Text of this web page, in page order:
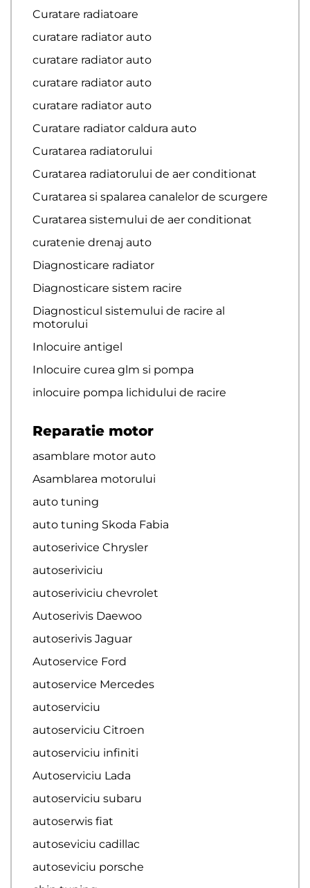
Curatare radiatoare
curatare radiator auto
curatare radiator auto
curatare radiator auto
curatare radiator auto
Curatare radiator caldura auto
Curatarea radiatorului
Curatarea radiatorului de aer conditionat
Curatarea si spalarea canalelor de scurgere
Curatarea sistemului de aer conditionat
curatenie drenaj auto
Diagnosticare radiator
Diagnosticare sistem racire
Diagnosticul sistemului de racire al
motorului
Inlocuire antigel
Inlocuire curea glm si pompa
inlocuire pompa lichidului de racire
Reparatie motor
asamblare motor auto
Asamblarea motorului
auto tuning
auto tuning Skoda Fabia
autoserivice Chrysler
autoseriviciu
autoseriviciu chevrolet
Autoserivis Daewoo
autoserivis Jaguar
Autoservice Ford
autoservice Mercedes
autoserviciu
autoserviciu Citroen
autoserviciu infiniti
Autoserviciu Lada
autoserviciu subaru
autoserwis fiat
autoseviciu cadillac
autoseviciu porsche